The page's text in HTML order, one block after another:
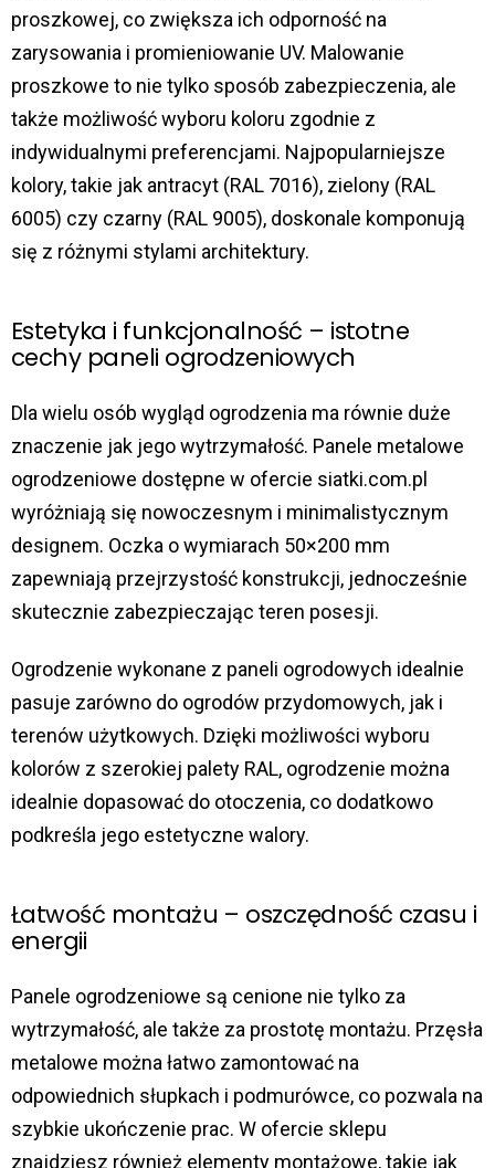
proszkowej, co zwiększa ich odporność na
zarysowania i promieniowanie UV. Malowanie
proszkowe to nie tylko sposób zabezpieczenia, ale
także możliwość wyboru koloru zgodnie z
indywidualnymi preferencjami. Najpopularniejsze
kolory, takie jak antracyt (RAL 7016), zielony (RAL
6005) czy czarny (RAL 9005), doskonale komponują
się z różnymi stylami architektury.
Estetyka i funkcjonalność – istotne
cechy paneli ogrodzeniowych
Dla wielu osób wygląd ogrodzenia ma równie duże
znaczenie jak jego wytrzymałość. Panele metalowe
ogrodzeniowe dostępne w ofercie siatki.com.pl
wyróżniają się nowoczesnym i minimalistycznym
designem. Oczka o wymiarach 50×200 mm
zapewniają przejrzystość konstrukcji, jednocześnie
skutecznie zabezpieczając teren posesji.
Ogrodzenie wykonane z paneli ogrodowych idealnie
pasuje zarówno do ogrodów przydomowych, jak i
terenów użytkowych. Dzięki możliwości wyboru
kolorów z szerokiej palety RAL, ogrodzenie można
idealnie dopasować do otoczenia, co dodatkowo
podkreśla jego estetyczne walory.
Łatwość montażu – oszczędność czasu i
energii
Panele ogrodzeniowe są cenione nie tylko za
wytrzymałość, ale także za prostotę montażu. Przęsła
metalowe można łatwo zamontować na
odpowiednich słupkach i podmurówce, co pozwala na
szybkie ukończenie prac. W ofercie sklepu
znajdziesz również elementy montażowe, takie jak